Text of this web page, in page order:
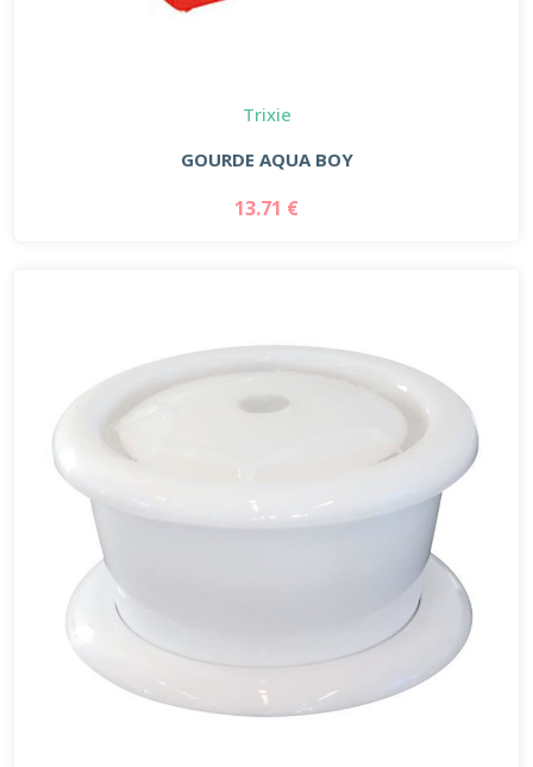
Trixie
GOURDE AQUA BOY
13.71 €